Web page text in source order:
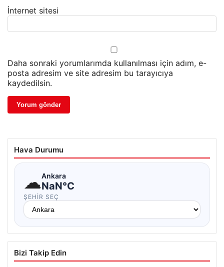
İnternet sitesi
Daha sonraki yorumlarımda kullanılması için adım, e-
posta adresim ve site adresim bu tarayıcıya
kaydedilsin.
Hava Durumu
☁Ankara
NaN°C
ŞEHIR SEÇ
Bizi Takip Edin